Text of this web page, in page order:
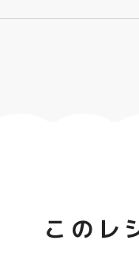
このレ